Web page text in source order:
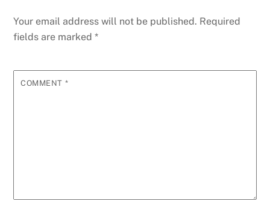
Your email address will not be published. Required
fields are marked*
COMMENT *